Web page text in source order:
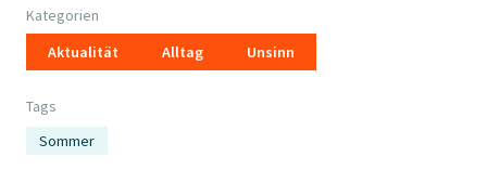
Kategorien
Aktualität
Alltag Unsinn
Tags
Sommer